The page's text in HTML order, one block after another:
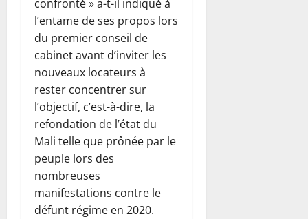
confronté » a-t-il indiqué à
l’entame de ses propos lors
du premier conseil de
cabinet avant d’inviter les
nouveaux locateurs à
rester concentrer sur
l’objectif, c’est-à-dire, la
refondation de l’état du
Mali telle que prônée par le
peuple lors des
nombreuses
manifestations contre le
défunt régime en 2020.